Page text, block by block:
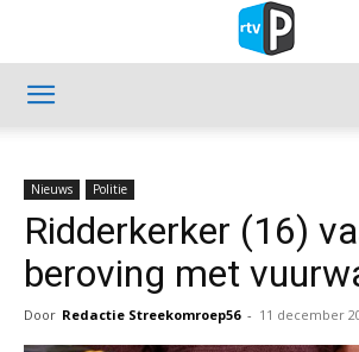
Nieuws Politie
Ridderkerker (16)
beroving met
Door Redactie Streekomroep56 - 11 december